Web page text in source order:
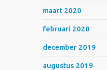
maart 2020
februari 2020
december 2019
augustus 2019